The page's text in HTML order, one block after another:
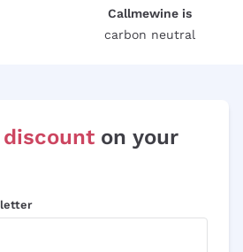
Callmewine is
carbon neutral
discount on your